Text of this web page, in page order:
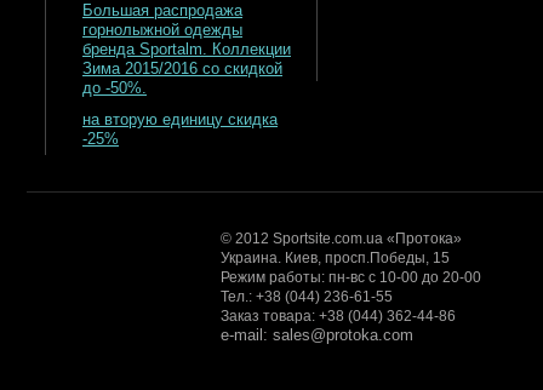
Большая распродажа
горнолыжной одежды
бренда Sportalm. Коллекции
Зима 2015/2016 со скидкой
до -50%.
на вторую единицу скидка
-25%
© 2012 Sportsite.com.ua «Протока»
Украина. Киев, просп.Победы, 15
Режим работы: пн-вс с 10-00 до 20-00
Тел.: +38 (044) 236-61-55
Заказ товара: +38 (044) 362-44-86
e-mail: sales@protoka.com